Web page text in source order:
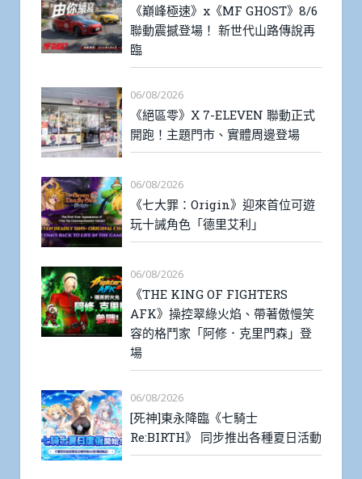
《巔峰極速》x《MF GHOST》8/6
聯動震撼登場！ 新世代山路傳說再
臨
06/08/2026
《絕區零》X 7-ELEVEN 聯動正式
開跑！主題門市、實體周邊登場
06/08/2026
《七大罪：Origin》迎來首位可遊
玩十誡角色「德里艾利」
06/08/2026
《THE KING OF FIGHTERS
AFK》操控翠綠火焰、帶著傲慢笑
容的格鬥家「阿修．克里門森」登
場
06/08/2026
[死神]東永降臨《七騎士
Re:BIRTH》 同步推出各種夏日活動